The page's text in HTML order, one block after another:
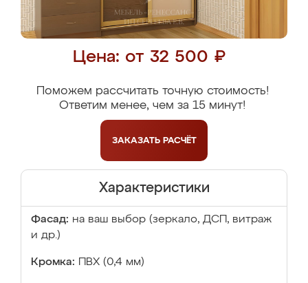
Цена: от 32 500 ₽
Поможем рассчитать точную стоимость!
Ответим менее, чем за 15 минут!
ЗАКАЗАТЬ РАСЧЁТ
Характеристики
Фасад: на ваш выбор (зеркало, ДСП, витраж
и др.)
Кромка: ПВХ (0,4 мм)